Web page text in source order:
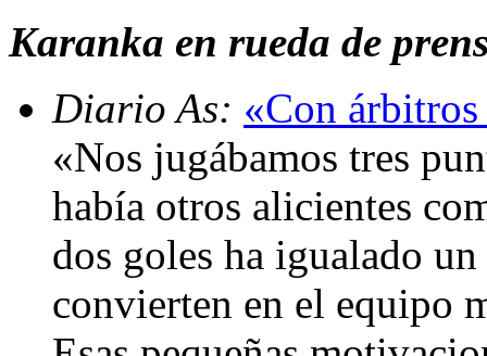
Karanka en rueda de
Diario As: «Con
«Nos jugábamos tres
había otros alicientes
dos goles ha igualado
convierten en el equipo